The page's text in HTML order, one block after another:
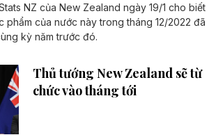
NZ của New Zealand ngày 19/1 cho biết
phẩm của nước này trong tháng 12/2022 đã
kỳ năm trước đó.
Thủ tướng New Zealand sẽ từ
chức vào tháng tới